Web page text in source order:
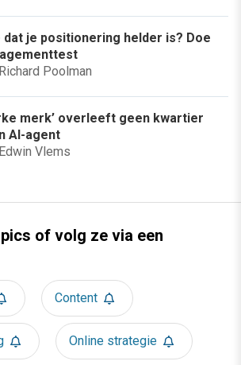
dat je positionering helder is? Doe
Richard Poolman
merk’ overleeft geen kwartier
AI-agent
Edwin Vlems
of volg ze via een
Content
Online strategie